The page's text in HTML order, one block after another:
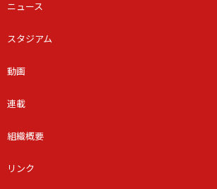
ニュース
スタジアム
動画
連載
組織概要
リンク